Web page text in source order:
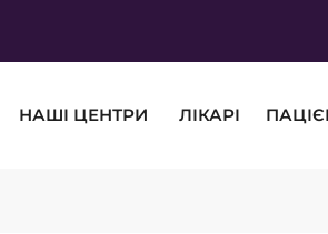
НАШІ ЦЕНТРИ ЛІКАРІ